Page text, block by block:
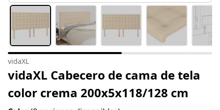
vidaXL
vidaXL Cabecero de cama de tela
color crema 200x5x118/128 cm